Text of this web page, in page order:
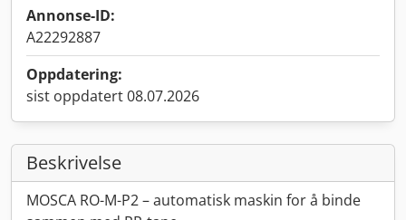
Annonse-ID:
A22292887
Oppdatering:
sist oppdatert 08.07.2026
Beskrivelse
MOSCA RO-M-P2 – automatisk maskin for å binde